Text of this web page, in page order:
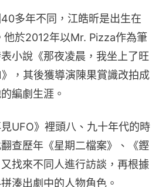
多年不同，江皓昕是出生在
他於2012年以Mr. Pizza作為筆
小說《那夜凌晨，我坐上了旺
，其後獲導演陳果賞識改拍成
編劇生涯。
UFO》裡頭八、九十年代的時
查歷年《星期二檔案》、《鏗
找來不同人進行訪談，再根據
湊出劇中的人物角色。